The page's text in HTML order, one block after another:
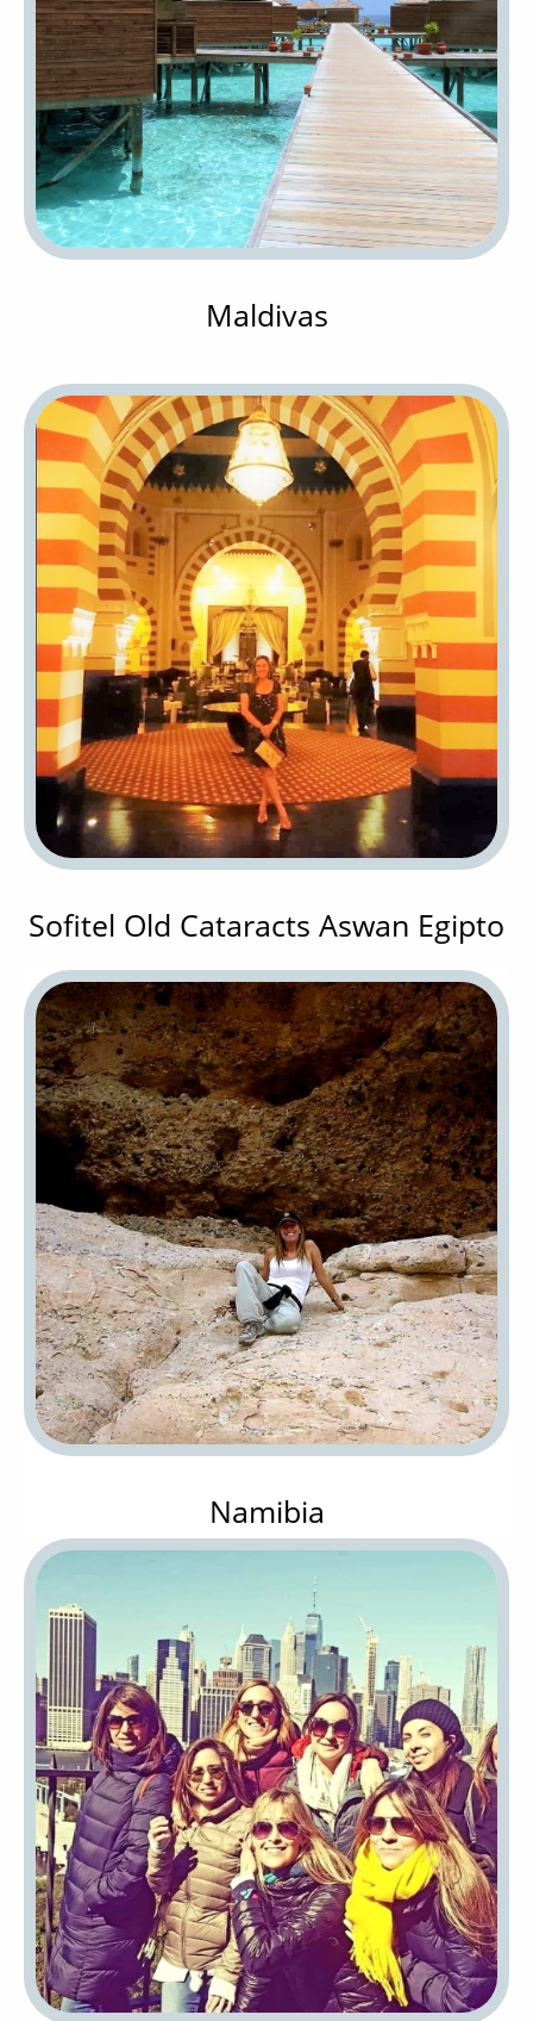
Maldivas
Sofitel Old Cataracts Aswan Egipto
Namibia